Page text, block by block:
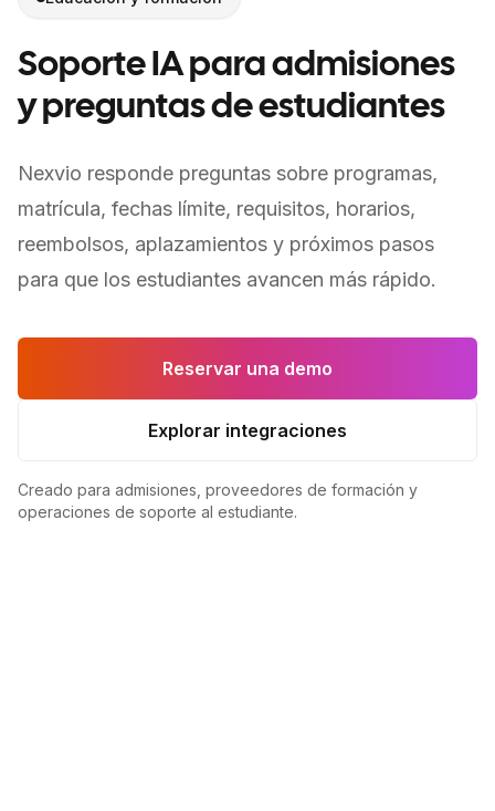
Soporte IA para admisiones
y preguntas de estudiantes
Nexvio responde preguntas sobre programas,
matrícula, fechas límite, requisitos, horarios,
reembolsos, aplazamientos y próximos pasos
para que los estudiantes avancen más rápido.
Reservar una demo
Explorar integraciones
Creado para admisiones, proveedores de formación y
operaciones de soporte al estudiante.